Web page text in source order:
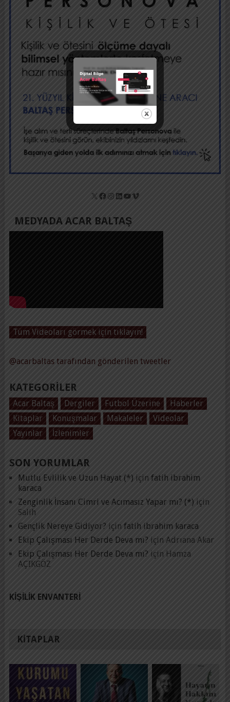
X Facebook
Instagram
LinkedIn
YouTube
Vimeo
MEDYADA ACAR BALTAŞ
Tüm Videoları görmek için tıklayın!
@acarbaltas tarafından gönderilen tweetler
KATEGORILER
Acar Baltaş Dergiler Futbol Üzerine
Haberler
Kitaplar
Konuşmalar Makaleler
Videolar
Yayınlar
İzlenimler
SON YORUMLAR
Mutlu Evlilik ve Uzun Hayat (*) için fatih ibrahim
karaca
Zenginlik İnsanı Cimri ve Acımasız Yapar mı? (*) için
Salih
Gençlik Nereye Gidiyor? için fatih ibrahim karaca
Ekip Çalışması Her Derde Deva mı? için Adrıana Akar
Ekip Çalışması Her Derde Deva mı? için Hamza
AÇIKGÖZ
KIŞILIK ENVANTERI
KITAPLAR